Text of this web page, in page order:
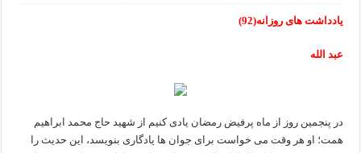
یادداشت های روزانه(92)
عبد الله
در پنجمین روز از ماه پرفیض رمضان یادی کنیم از شهید حاج محمد ابراهیم
همت؛ او هر وقت می خواست برای جوان ها یادگاری بنویسد، این حدیث را